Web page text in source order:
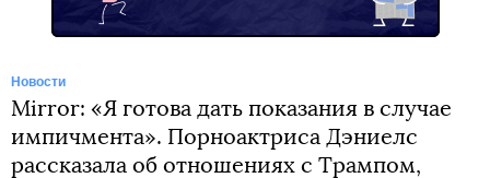
Новости
Mirror: «Я готова дать показания в случае
импичмента». Порноактриса Дэниелс
рассказала об отношениях с Трампом,